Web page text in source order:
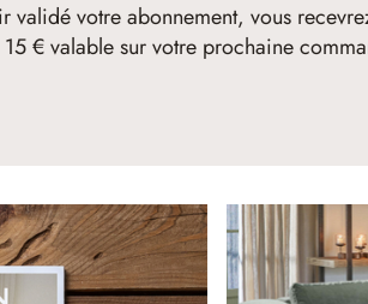
validé votre abonnement, vous
15 € valable sur votre prochaine